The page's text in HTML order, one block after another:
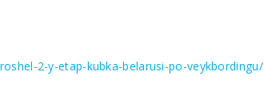
2-y-etap-kubka-belarusi-po-veykbordingu/